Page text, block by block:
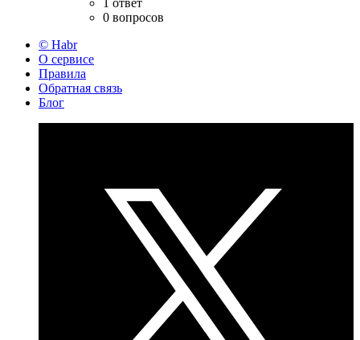
1 ответ
0 вопросов
© Habr
О сервисе
Правила
Обратная связь
Блог